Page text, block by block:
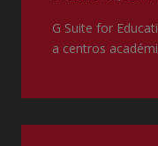
G Suite for
a centros